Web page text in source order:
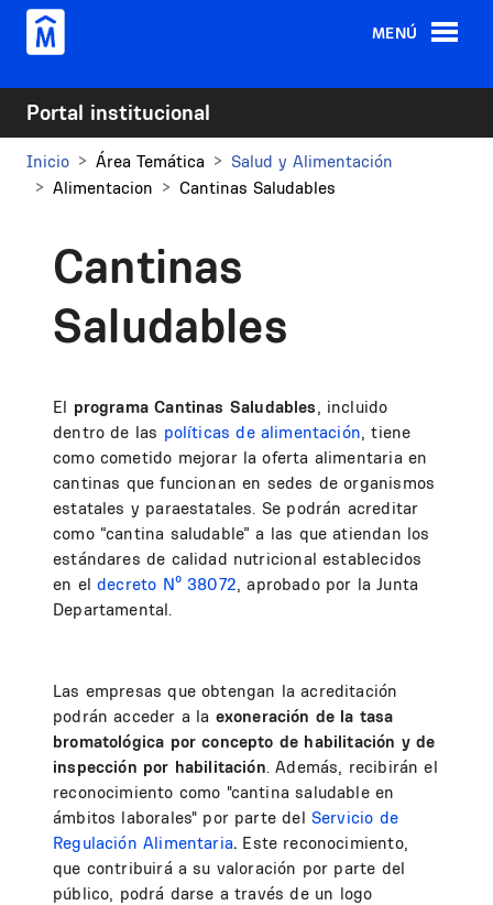
Pasar al contenido principal
MENÚ
Portal institucional
Inicio Área Temática
Salud y Alimentación
Alimentacion
Cantinas Saludables
Cantinas
Saludables
El programa Cantinas Saludables, incluido
dentro de las políticas de alimentación, tiene
como cometido mejorar la oferta alimentaria en
cantinas que funcionan en sedes de organismos
estatales y paraestatales. Se podrán acreditar
como “cantina saludable” a las que atiendan los
estándares de calidad nutricional establecidos
en eldecreto Nº 38072, aprobado por la Junta
Departamental.
Las empresas que obtengan la acreditación
podrán acceder a la exoneración de la tasa
bromatológica por concepto de habilitación y de
inspección por habilitación. Además, recibirán el
reconocimiento como "cantina saludable en
ámbitos laborales" por parte del Servicio de
Regulación Alimentaria. Este reconocimiento,
que contribuirá a su valoración por parte del
público, podrá darse a través de un logo